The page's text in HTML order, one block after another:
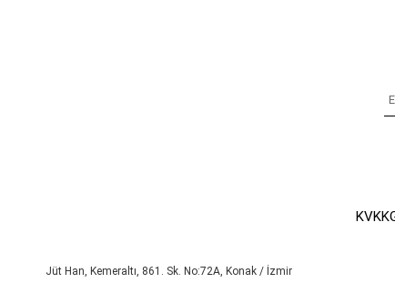
KVKK
Jüt Han, Kemeraltı, 861. Sk. No:72A, Konak / İzmir